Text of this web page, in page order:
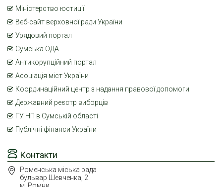
Контакти
Роменська міська рада
бульвар Шевченка, 2
Міністерство юстиції
Веб-сайт верховної ради України
Урядовий портал
Сумська ОДА
Антикорупційний портал
Асоціація міст України
Координаційний центр з надання правової допомоги
Державний реєстр виборців
ГУ НП в Сумській області
Публічні фінанси України